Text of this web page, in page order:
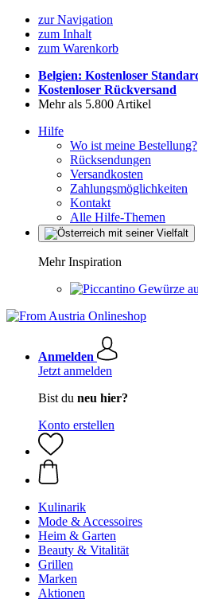
zur Navigation
zum Inhalt
zum Warenkorb
Belgien: Kostenloser
Kostenloser Rückversand
Mehr als 5.800 Artikel
Hilfe
Wo ist meine Bestellung?
Rücksendungen
Versandkosten
Zahlungsmöglichkeiten
Kontakt
Alle Hilfe-Themen
Mehr Inspiration
Gewürze
Anmelden
Jetzt anmelden
Bist du neu hier?
Konto erstellen
Kulinarik
Mode & Accessoires
Heim & Garten
Beauty & Vitalität
Grillen
Marken
Aktionen